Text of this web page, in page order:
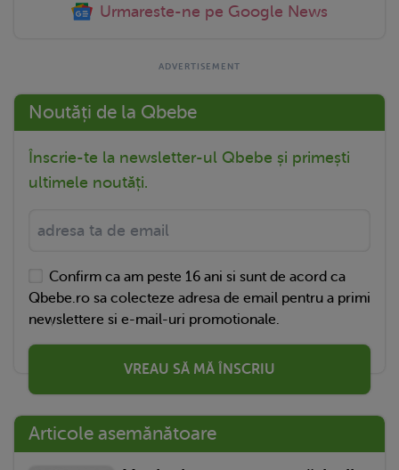
Urmareste-ne pe Google News
Noutăți de la Qbebe
Înscrie-te la newsletter-ul Qbebe și primești
ultimele noutăți.
Confirm ca am peste 16 ani si sunt de acord ca
Qbebe.ro sa colecteze adresa de email pentru a primi
newslettere si e-mail-uri promotionale.
VREAU SĂ MĂ ÎNSCRIU
Articole asemănătoare